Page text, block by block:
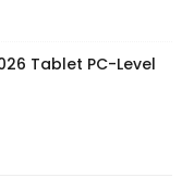
Tablet PC-Level